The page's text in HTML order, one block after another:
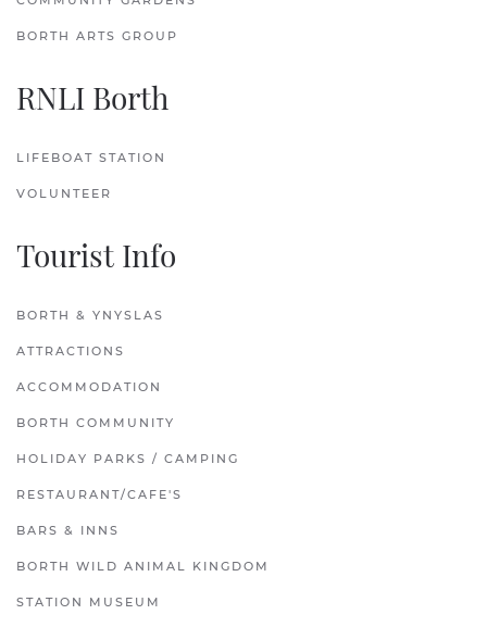
BORTH ARTS GROUP
RNLI Borth
LIFEBOAT STATION
VOLUNTEER
Tourist Info
BORTH & YNYSLAS
ATTRACTIONS
ACCOMMODATION
BORTH COMMUNITY
HOLIDAY PARKS / CAMPING
RESTAURANT/CAFE'S
BARS & INNS
BORTH WILD ANIMAL KINGDOM
STATION MUSEUM